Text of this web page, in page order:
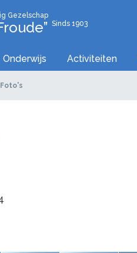
Gezelschap
Sinds 1903
Onderwijs Activiteiten
Foto's